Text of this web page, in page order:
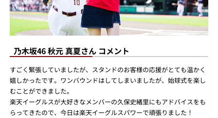
乃木坂46 秋元 真夏さん コメント
すごく緊張していましたが、スタンドのお客様の応援がとても温かく
嬉しかったです。ワンバウンドはしてしまいましたが、始球式を楽し
むことができました。
楽天イーグルスが大好きなメンバーの久保史緒里にもアドバイスをも
らってきたので、今日は楽天イーグルスパワーで頑張りました！